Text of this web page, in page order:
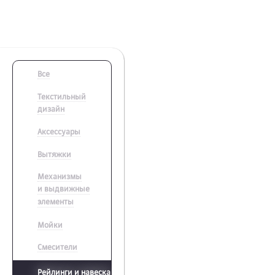
Все
Текстильный
дизайн
Аксессуары
Вытяжки
Механизмы
и выдвижные
элементы
Мойки
Смесители
Рейлинги и навеска